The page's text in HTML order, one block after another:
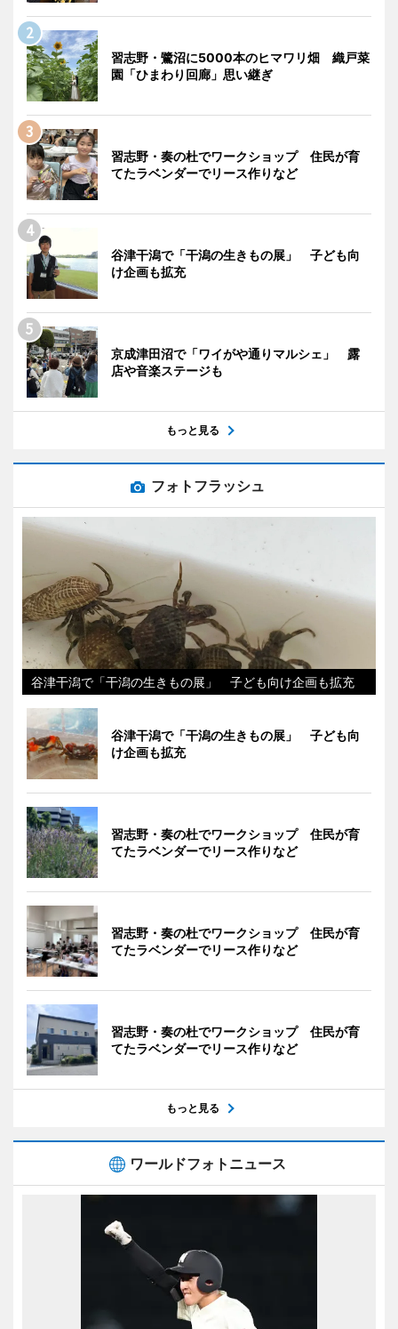
習志野・鷺沼に5000本のヒマワリ畑 織戸菜
園「ひまわり回廊」思い継ぎ
習志野・奏の杜でワークショップ 住民が育
てたラベンダーでリース作りなど
谷津干潟で「干潟の生きもの展」 子ども向
け企画も拡充
京成津田沼で「ワイがや通りマルシェ」 露
店や音楽ステージも
もっと見る
フォトフラッシュ
谷津干潟で「干潟の生きもの展」 子ども向け企画も拡充
谷津干潟で「干潟の生きもの展」 子ども向
け企画も拡充
習志野・奏の杜でワークショップ 住民が育
てたラベンダーでリース作りなど
習志野・奏の杜でワークショップ 住民が育
てたラベンダーでリース作りなど
習志野・奏の杜でワークショップ 住民が育
てたラベンダーでリース作りなど
もっと見る
ワールドフォトニュース